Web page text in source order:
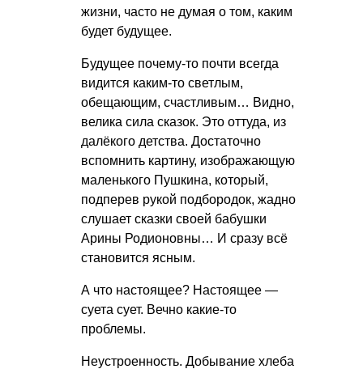
жизни, часто не думая о том, каким
будет будущее.
Будущее почему-то почти всегда
видится каким-то светлым,
обещающим, счастливым… Видно,
велика сила сказок. Это оттуда, из
далёкого детства. Достаточно
вспомнить картину, изображающую
маленького Пушкина, который,
подперев рукой подбородок, жадно
слушает сказки своей бабушки
Арины Родионовны… И сразу всё
становится ясным.
А что настоящее? Настоящее —
суета сует. Вечно какие-то
проблемы.
Неустроенность. Добывание хлеба